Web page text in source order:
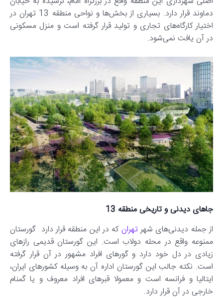
دماوند قرار دارد. بسیاری از بخش‌ها و نواحی منطقه 13 تهران در
اختیار کارگاه‌های تجاری و تولید قرار گرفته است و منزل مسکونی
در آن یافت نمی‌شود.
جاهای دیدنی و تاریخی منطقه 13
از جمله دیدنی‌های شهرتهران که در این منطقه قرار دارد گورستان
ممنوعه واقع در محله دولاب است. این گورستان قدیمی رازهای
زیادی در دل خود دارد و گورهای افراد مشهور در آن قرار گرفته
است. نکته جالب این گورستان اداره آن به وسیله کشورهای ایران،
ایتالیا و فرانسه است و معمولا قبرهای افراد معروف و یا گمنام
خارجی در آن قرار دارد.